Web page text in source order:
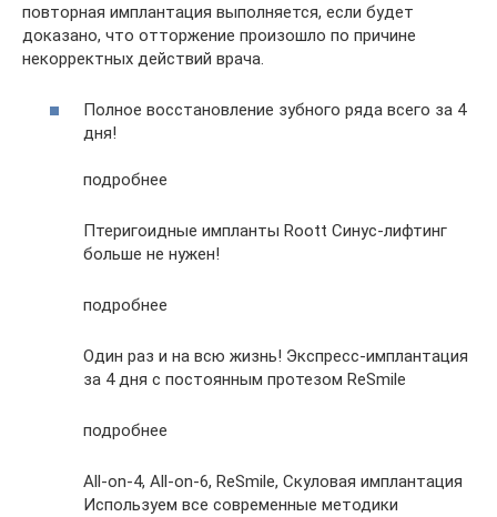
повторная имплантация выполняется, если будет
доказано, что отторжение произошло по причине
некорректных действий врача.
Полное восстановление зубного ряда всего за 4
дня!
подробнее
Птеригоидные импланты Roott Синус-лифтинг
больше не нужен!
подробнее
Один раз и на всю жизнь! Экспресс-имплантация
за 4 дня с постоянным протезом ReSmile
подробнее
All-on-4, All-on-6, ReSmile, Скуловая имплантация
Используем все современные методики